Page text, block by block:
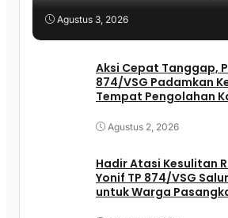
Agustus 3, 2026
Aksi Cepat Tanggap,
874/VSG Padamkan
Tempat Pengolahan
Agustus 2, 2026
Hadir Atasi Kesulitan
Yonif TP 874/VSG
untuk Warga